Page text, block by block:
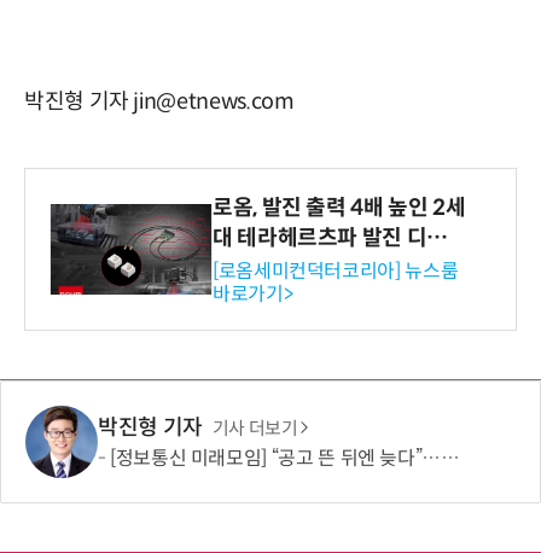
박진형 기자 jin@etnews.com
로옴, 발진 출력 4배 높인 2세
대 테라헤르츠파 발진 디바이
스 개발
[로옴세미컨덕터코리아] 뉴스룸
바로가기>
박진형 기자 기사 더보기
[정보통신 미래모임] “공고 뜬 뒤엔 늦다”…정부사업, 정책수요부터 읽어야